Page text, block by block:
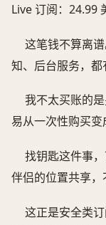
Live 订阅：24.99
这笔钱不算离
知、后台服务，都
我不太买账的
易从一次性购买变
找钥匙这件事
伴侣的位置共享，
这正是安全类